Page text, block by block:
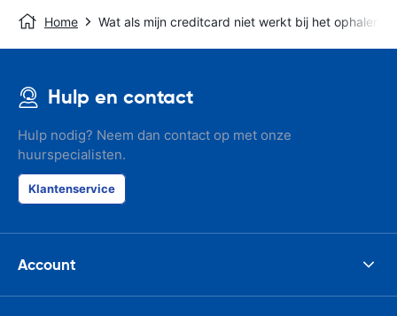
Home Wat als mijn creditcard niet werkt bij het ophalen?
Hulp en contact
Hulp nodig? Neem dan contact op met onze
huurspecialisten.
Klantenservice
Account